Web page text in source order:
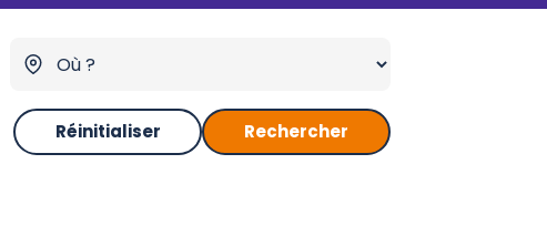
Réinitialiser Rechercher